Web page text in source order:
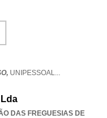
UNIPESSOAL...
DAS FREGUESIAS DE